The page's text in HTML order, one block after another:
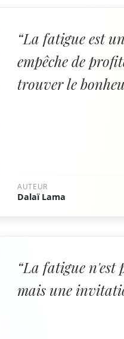
“La fatigue est
empêche de
trouver le
AUTEUR
Dalaï Lama
“La fatigue n'est
mais une